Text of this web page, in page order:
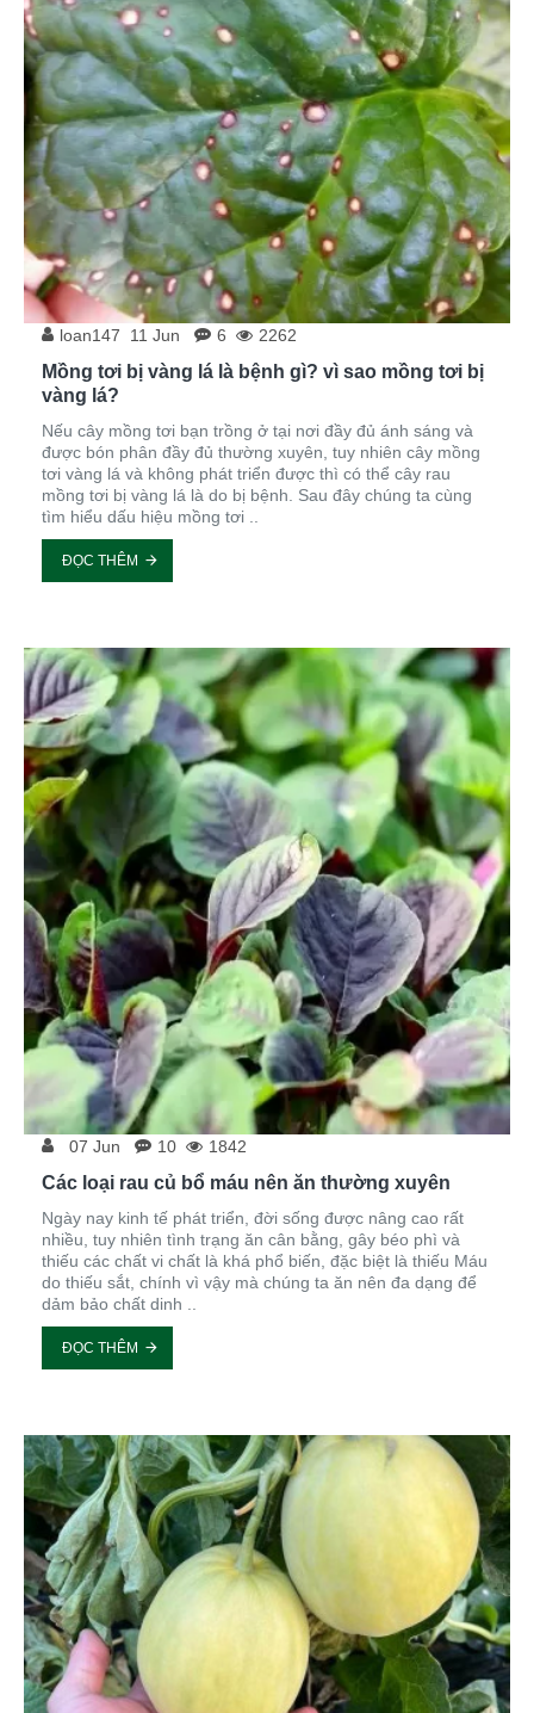
loan147 11 Jun 6 2262
Mồng tơi bị vàng lá là bệnh gì? vì sao mồng tơi bị
vàng lá?
Nếu cây mồng tơi bạn trồng ở tại nơi đầy đủ ánh sáng và
được bón phân đầy đủ thường xuyên, tuy nhiên cây mồng
tơi vàng lá và không phát triển được thì có thể cây rau
mồng tơi bị vàng lá là do bị bệnh. Sau đây chúng ta cùng
tìm hiểu dấu hiệu mồng tơi ..
ĐỌC THÊM
07 Jun 10 1842
Các loại rau củ bổ máu nên ăn thường xuyên
Ngày nay kinh tế phát triển, đời sống được nâng cao rất
nhiều, tuy nhiên tình trạng ăn cân bằng, gây béo phì và
thiếu các chất vi chất là khá phổ biến, đặc biệt là thiếu Máu
do thiếu sắt, chính vì vậy mà chúng ta ăn nên đa dạng để
dảm bảo chất dinh ..
ĐỌC THÊM